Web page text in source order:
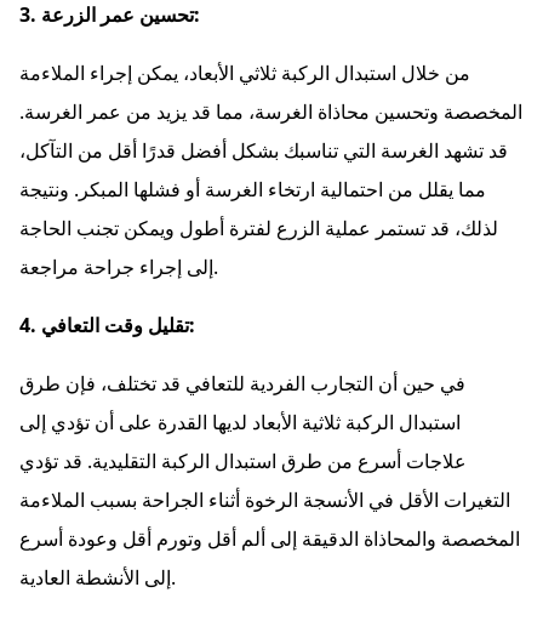
3. تحسين عمر الزرعة:
من خلال استبدال الركبة ثلاثي الأبعاد، يمكن إجراء الملاءمة
المخصصة وتحسين محاذاة الغرسة، مما قد يزيد من عمر الغرسة.
قد تشهد الغرسة التي تناسبك بشكل أفضل قدرًا أقل من التآكل،
مما يقلل من احتمالية ارتخاء الغرسة أو فشلها المبكر. ونتيجة
لذلك، قد تستمر عملية الزرع لفترة أطول ويمكن تجنب الحاجة
إلى إجراء جراحة مراجعة.
4. تقليل وقت التعافي:
في حين أن التجارب الفردية للتعافي قد تختلف، فإن طرق
استبدال الركبة ثلاثية الأبعاد لديها القدرة على أن تؤدي إلى
علاجات أسرع من طرق استبدال الركبة التقليدية. قد تؤدي
التغيرات الأقل في الأنسجة الرخوة أثناء الجراحة بسبب الملاءمة
المخصصة والمحاذاة الدقيقة إلى ألم أقل وتورم أقل وعودة أسرع
إلى الأنشطة العادية.